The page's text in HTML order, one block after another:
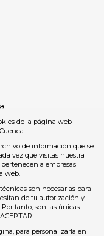
de la página web
de información que se
vez que visitas nuestra
a empresas
web.
son necesarias para
de tu autorización y
tanto, son las únicas
para personalizarla en